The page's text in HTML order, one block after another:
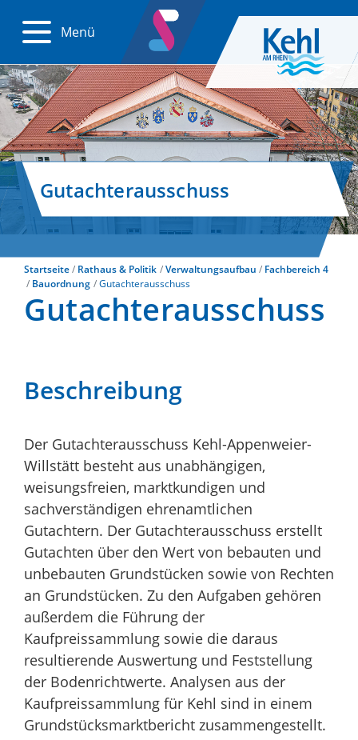
Menü
Gutachterausschuss
Startseite Rathaus & Politik Verwaltungsaufbau
Fachbereich 4
Bauordnung
Gutachterausschuss
Gutachterausschuss
Beschreibung
Der Gutachterausschuss Kehl-Appenweier-
Willstätt besteht aus unabhängigen,
weisungsfreien, marktkundigen und
sachverständigen ehrenamtlichen
Gutachtern. Der Gutachterausschuss erstellt
Gutachten über den Wert von bebauten und
unbebauten Grundstücken sowie von Rechten
an Grundstücken. Zu den Aufgaben gehören
außerdem die Führung der
Kaufpreissammlung sowie die daraus
resultierende Auswertung und Feststellung
der Bodenrichtwerte. Analysen aus der
Kaufpreissammlung für Kehl sind in einem
Grundstücksmarktbericht zusammengestellt.